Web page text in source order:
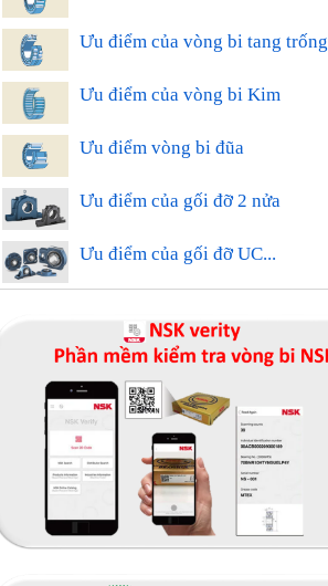
Ưu điểm của vòng bi tang trống
Ưu điểm của vòng bi Kim
Ưu điểm vòng bi đũa
Ưu điểm của gối đỡ 2 nửa
Ưu điểm của gối đỡ UC...